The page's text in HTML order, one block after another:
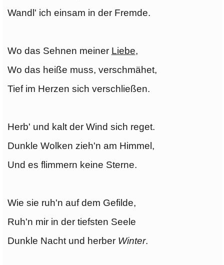
Wandl' ich einsam in der Fremde.
Wo das Sehnen meiner Liebe,
Wo das heiße muss, verschmähet,
Tief im Herzen sich verschließen.
Herb' und kalt der Wind sich reget.
Dunkle Wolken zieh'n am Himmel,
Und es flimmern keine Sterne.
Wie sie ruh'n auf dem Gefilde,
Ruh'n mir in der tiefsten Seele
Dunkle Nacht und herber Winter.